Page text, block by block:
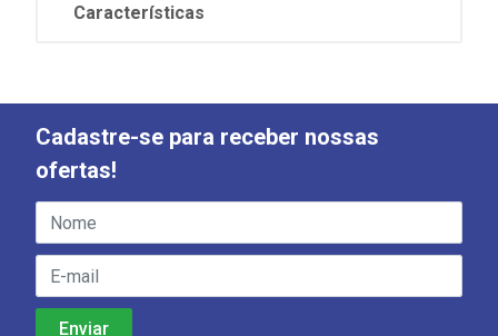
Características
Cadastre-se para receber nossas
ofertas!